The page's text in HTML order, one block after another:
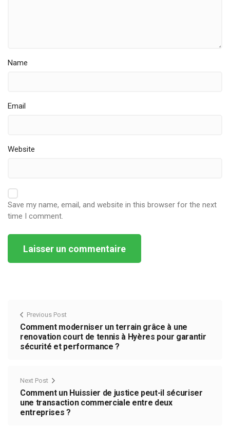
Name
Email
Website
Save my name, email, and website in this browser for the next
time I comment.
Previous Post
Comment moderniser un terrain grâce à une
renovation court de tennis à Hyères pour garantir
sécurité et performance ?
Next Post
Comment un Huissier de justice peut-il sécuriser
une transaction commerciale entre deux
entreprises ?